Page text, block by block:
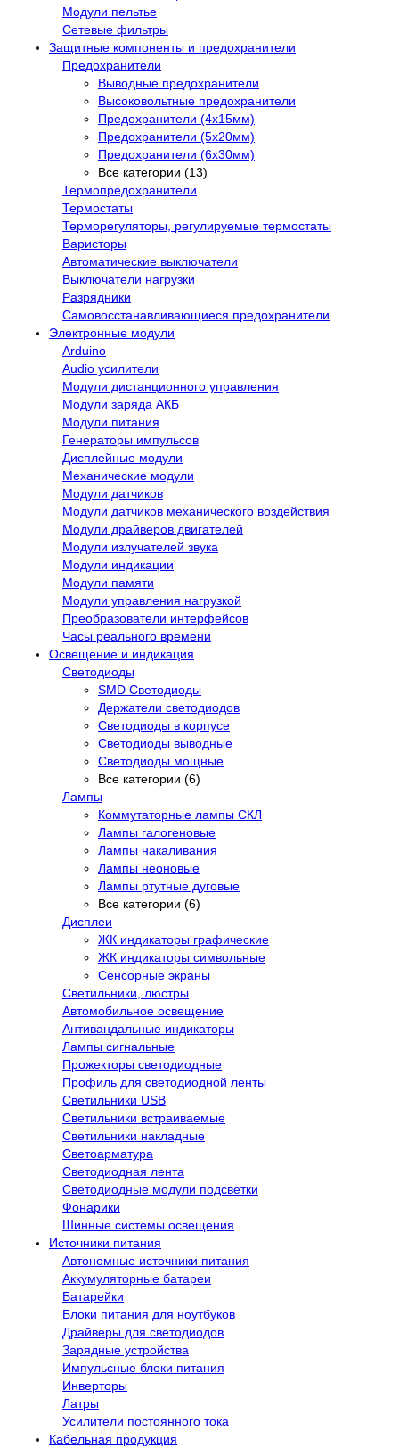
Модули пельтье
Сетевые фильтры
Защитные компоненты и предохранители
Предохранители
Выводные предохранители
Высоковольтные предохранители
Предохранители (4х15мм)
Предохранители (5х20мм)
Предохранители (6х30мм)
Все категории (13)
Термопредохранители
Термостаты
Терморегуляторы, регулируемые термостаты
Варисторы
Автоматические выключатели
Выключатели нагрузки
Разрядники
Самовосстанавливающиеся предохранители
Электронные модули
Arduino
Audio усилители
Модули дистанционного управления
Модули заряда АКБ
Модули питания
Генераторы импульсов
Дисплейные модули
Механические модули
Модули датчиков
Модули датчиков механического воздействия
Модули драйверов двигателей
Модули излучателей звука
Модули индикации
Модули памяти
Модули управления нагрузкой
Преобразователи интерфейсов
Часы реального времени
Освещение и индикация
Светодиоды
SMD Светодиоды
Держатели светодиодов
Светодиоды в корпусе
Светодиоды выводные
Светодиоды мощные
Все категории (6)
Лампы
Коммутаторные лампы СКЛ
Лампы галогеновые
Лампы накаливания
Лампы неоновые
Лампы ртутные дуговые
Все категории (6)
Дисплеи
ЖК индикаторы графические
ЖК индикаторы символьные
Сенсорные экраны
Cветильники, люстры
Автомобильное освещение
Антивандальные индикаторы
Лампы сигнальные
Прожекторы светодиодные
Профиль для светодиодной ленты
Светильники USB
Светильники встраиваемые
Светильники накладные
Светоарматура
Светодиодная лента
Светодиодные модули подсветки
Фонарики
Шинные системы освещения
Источники питания
Автономные источники питания
Аккумуляторные батареи
Батарейки
Блоки питания для ноутбуков
Драйверы для светодиодов
Зарядные устройства
Импульсные блоки питания
Инверторы
Латры
Усилители постоянного тока
Кабельная продукция